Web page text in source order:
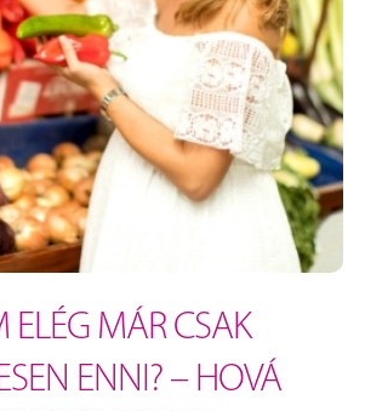
ELÉG MÁR CSAK
ENNI? – HOVÁ